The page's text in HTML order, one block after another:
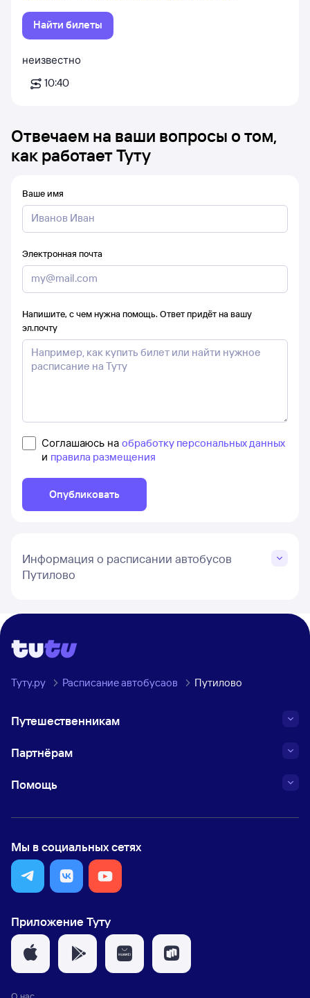
Найти билеты
неизвестно
10:40
Отвечаем на ваши вопросы о том,
как работает Туту
Ваше имя
Электронная почта
Напишите, с чем нужна помощь. Ответ придёт на вашу
эл.почту
Соглашаюсь на обработку персональных данных
и правила размещения
Опубликовать
Информация о расписании автобусов
Путилово
Туту.ру Расписание автобусаов Путилово
Путешественникам
Партнёрам
Помощь
Мы в социальных сетях
Приложение Туту